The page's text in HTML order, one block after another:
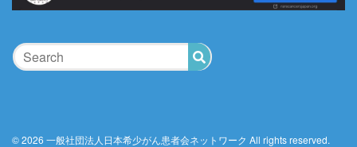
© 2026 一般社団法人日本希少がん患者会ネットワーク All rights reserved.